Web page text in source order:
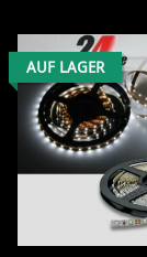
AUF LAGER